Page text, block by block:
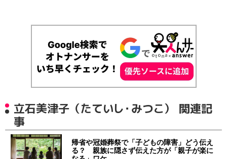
立石美津子（たていし・みつこ） 関連記
事
帰省や冠婚葬祭で「子どもの障害」どう伝え
る？ 親族に隠さず伝えた方が「親子が楽に